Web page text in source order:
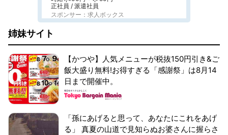
正社員 / 派遣社員
スポンサー：求人ボックス
姉妹サイト
【かつや】人気メニューが税抜150円引き&ご
飯大盛り無料!お得すぎる「感謝祭」は8月14
日まで開催中。
「孫にあげると思って、あなたにこれをあげ
る」 真夏の山道で見知らぬお婆さんに握らさ